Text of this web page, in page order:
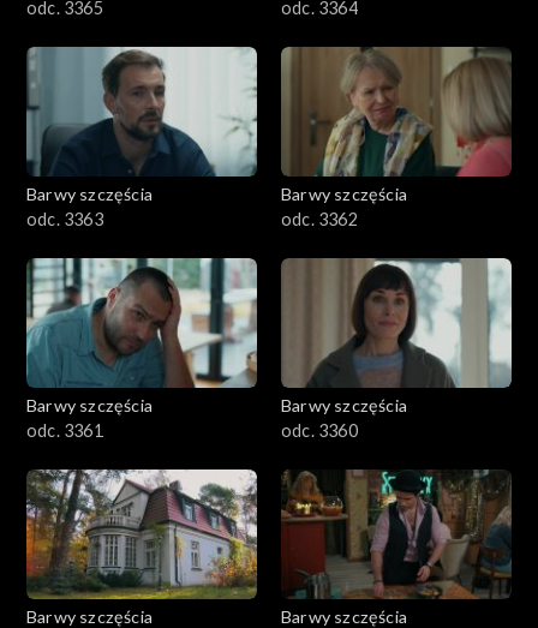
odc. 3365 odc. 3364
Barwy szczęścia
odc. 3363
Barwy szczęścia
odc. 3362
Barwy szczęścia
odc. 3361
Barwy szczęścia
odc. 3360
Barwy szczęścia
Barwy szczęścia